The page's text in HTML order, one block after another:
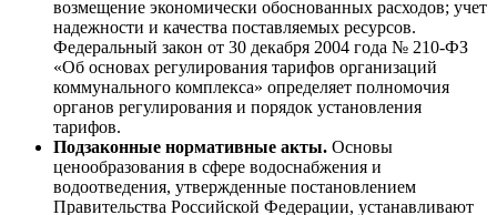
возмещение экономически обоснованных расходов; учет
надежности и качества поставляемых ресурсов.
Федеральный закон от 30 декабря 2004 года № 210-ФЗ
«Об основах регулирования тарифов организаций
коммунального комплекса» определяет полномочия
органов регулирования и порядок установления
тарифов.
Подзаконные нормативные акты. Основы
ценообразования в сфере водоснабжения и
водоотведения, утвержденные постановлением
Правительства Российской Федерации, устанавливают